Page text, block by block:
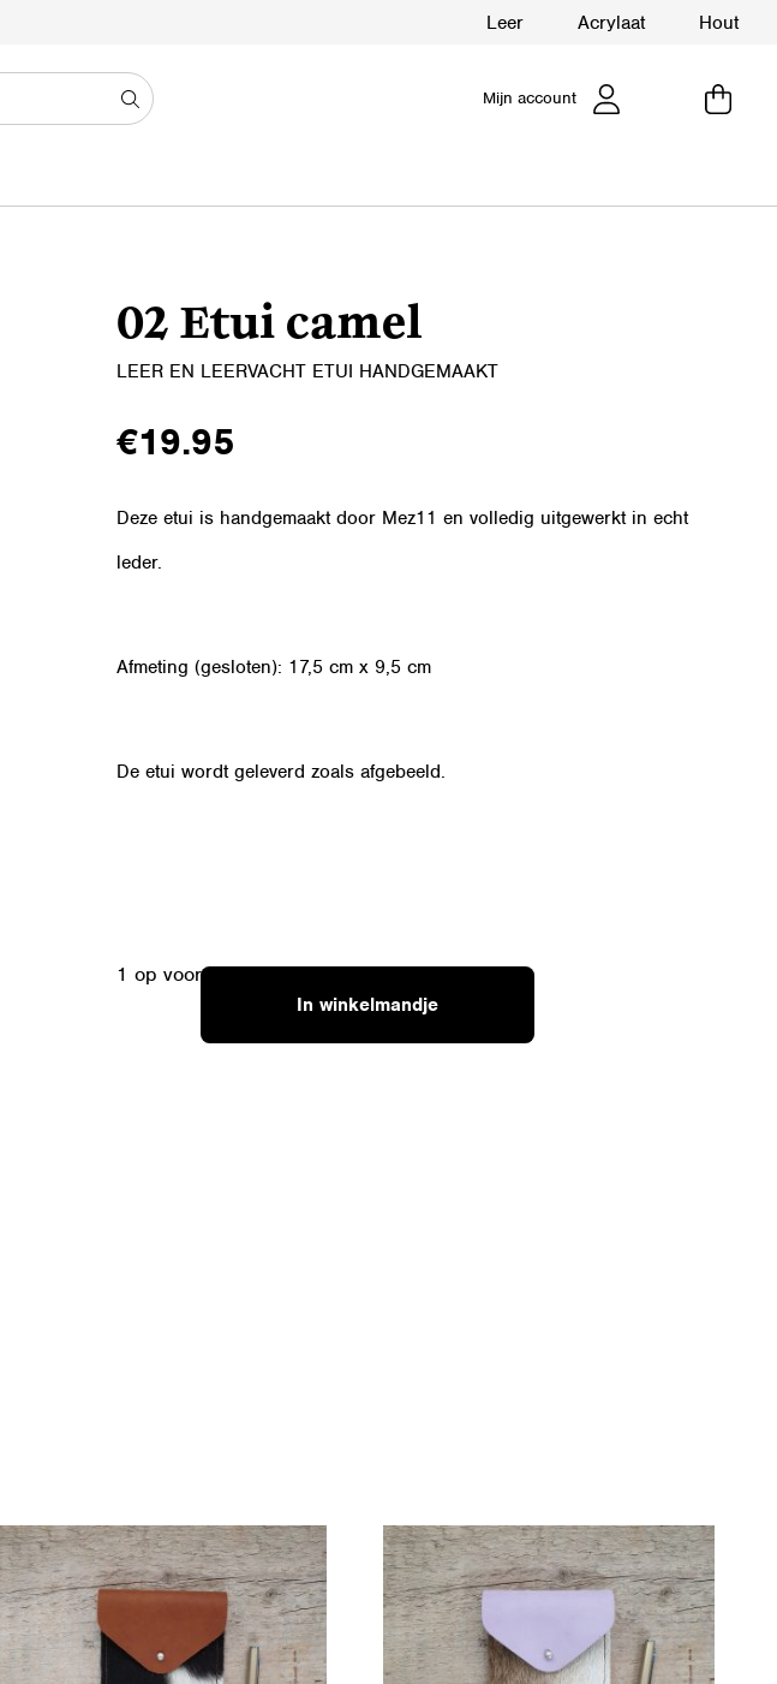
Leer Acrylaat Hout
Mijn account
02 Etui camel
LEER EN LEERVACHT ETUI HANDGEMAAKT
€19.95
Deze etui is handgemaakt door Mez11 en volledig uitgewerkt in echt
leder.
Afmeting (gesloten): 17,5 cm x 9,5 cm
De etui wordt geleverd zoals afgebeeld.
1 op voorraad
In winkelmandje